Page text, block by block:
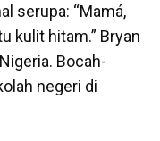
serupa: “Mamá,
kulit hitam.” Bryan
Bocah-
negeri di